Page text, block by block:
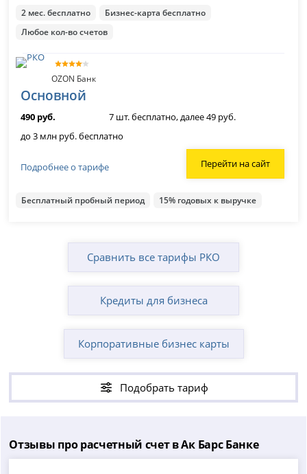
2 мес. бесплатно
Бизнес-карта бесплатно
Любое кол-во счетов
OZON Банк
Основной
490 руб.
7 шт. бесплатно, далее 49 руб.
до 3 млн руб. бесплатно
Подробнее о тарифе Перейти на сайт
Бесплатный пробный период 15% годовых к выручке
Сравнить все тарифы РКО
Кредиты для бизнеса
Корпоративные бизнес карты
Подобрать тариф
Отзывы про расчетный счет в Ак Барс Банке